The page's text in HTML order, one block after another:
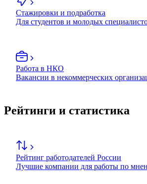
Стажировки и подработка
Для студентов и молодых
Работа в НКО
Вакансии в некоммерческих
Рейтинги и статистика
Рейтинг работодателей России
Лучшие компании для работы по